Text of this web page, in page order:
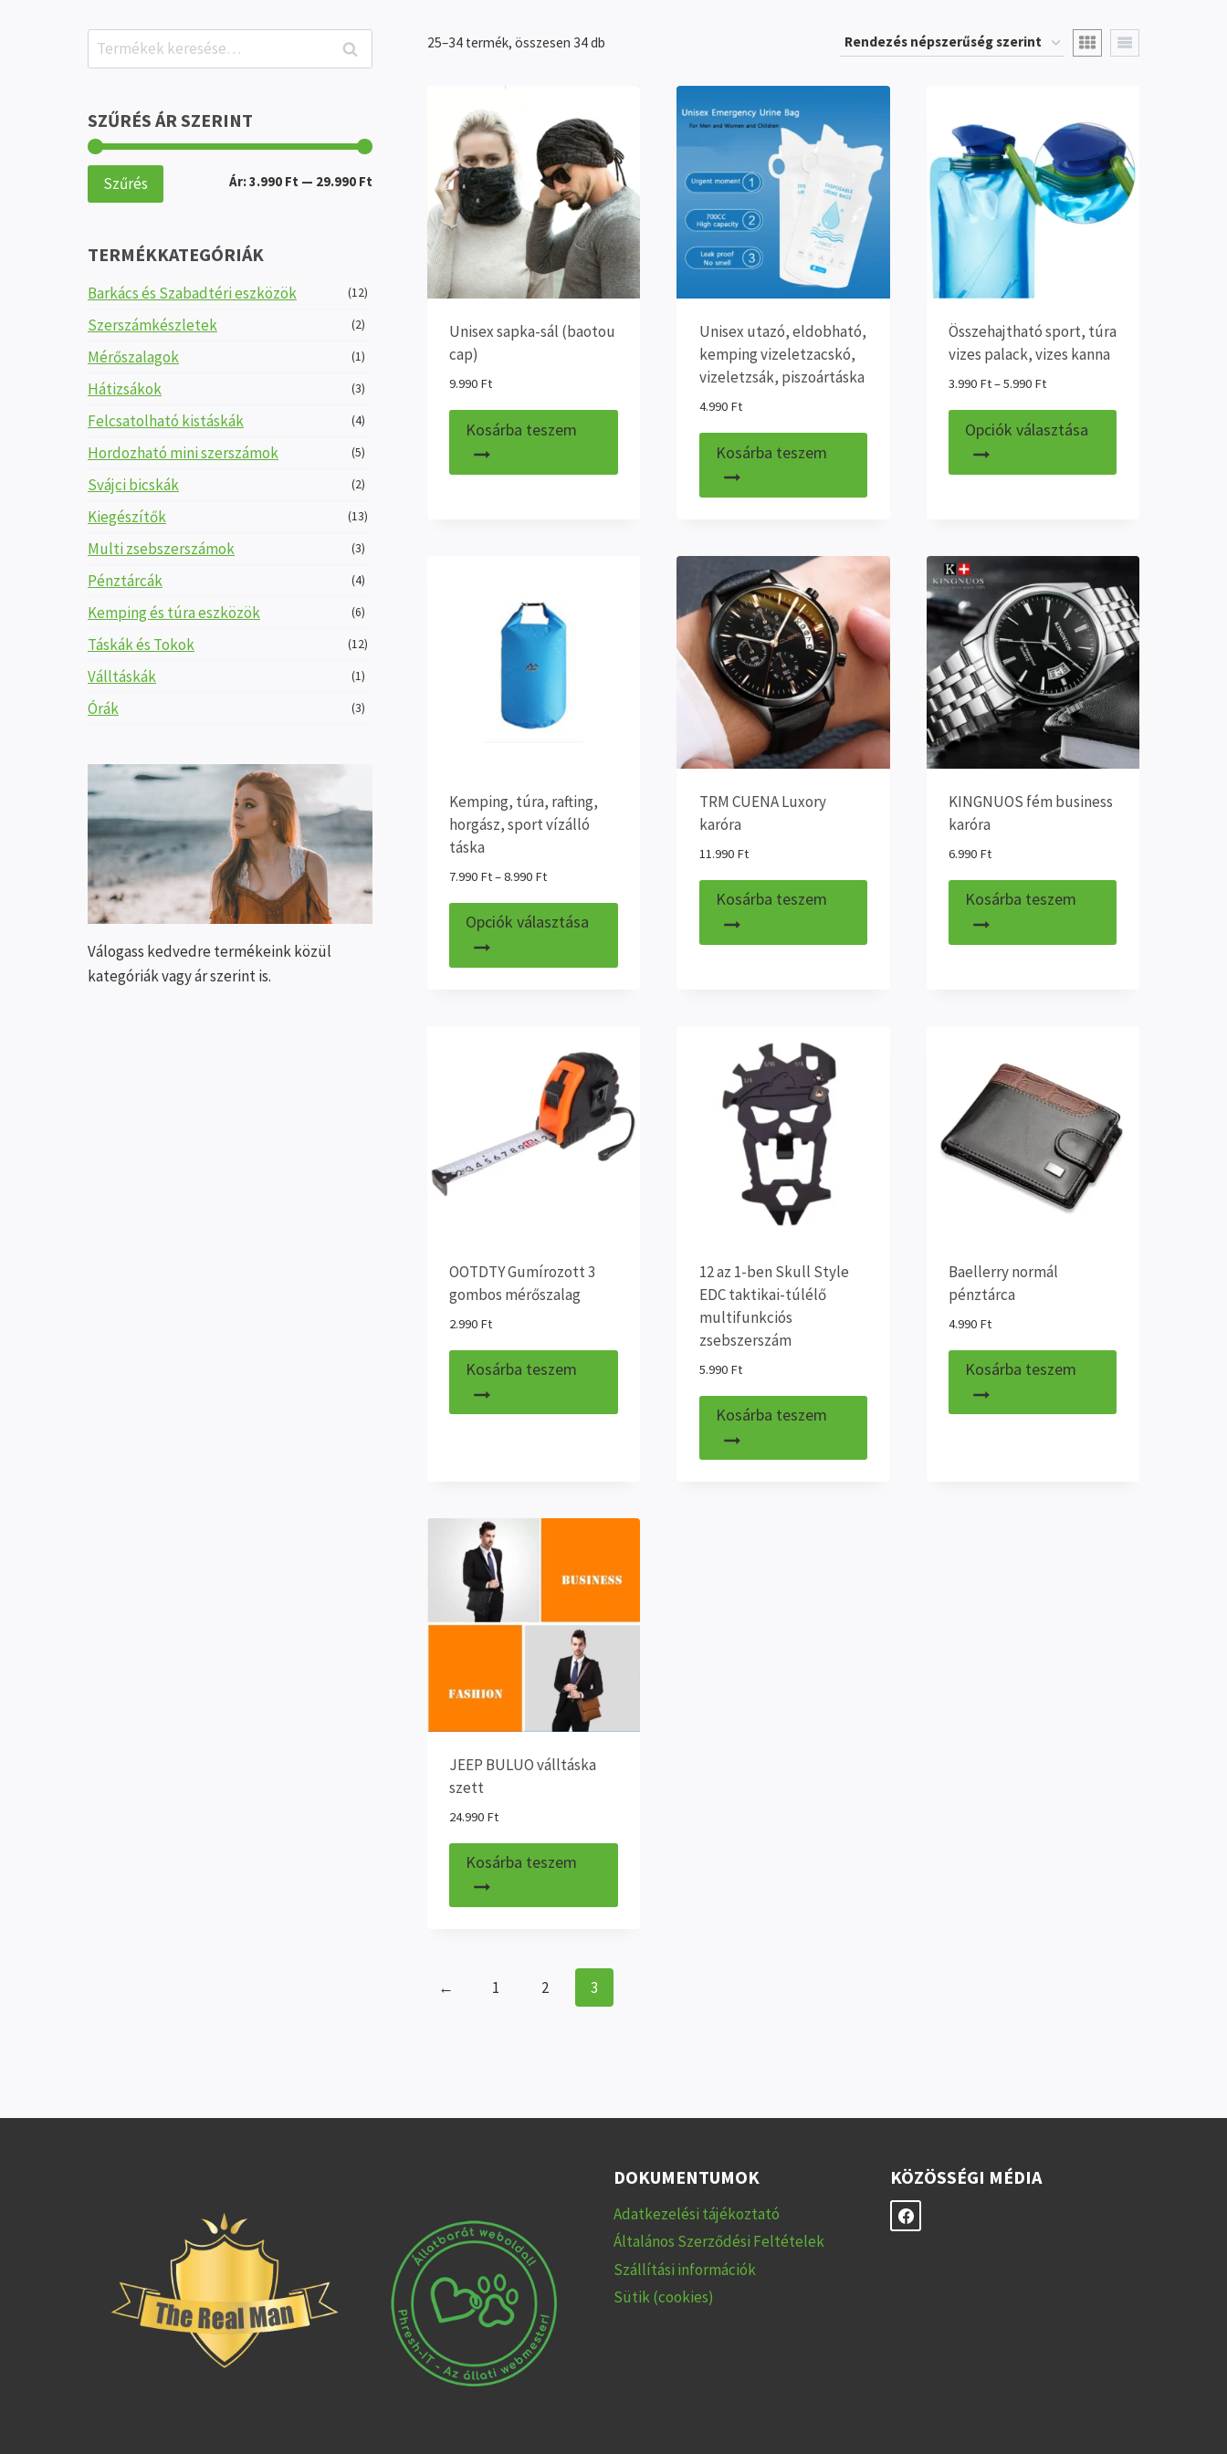
25–34 termék, összesen 34 dbSorted
Unisex sapka-sál (baotou
cap)
9.990 Ft
Kosárba teszem
Unisex utazó, eldobható,
kemping vizeletzacskó,
vizeletzsák, piszoártáska
4.990 Ft
Kosárba teszem
Összehajtható sport, túra
vizes palack, vizes kanna
3.990 Ft–5.990 FtÁrtartomány:
-
Opciók választása
terméknek
változatok
a
termékoldalon
választhatók
ki
Kemping, túra, rafting,
horgász, sport vízálló
táska
7.990 Ft–8.990 FtÁrtartomány:
-
Opciók választása
terméknek
változatok
a
termékoldalon
TRM CUENA Luxory
karóra
11.990 Ft
Kosárba teszem
KINGNUOS fém business
karóra
6.990 Ft
Kosárba teszem
OOTDTY Gumírozott 3
gombos mérőszalag
2.990 Ft
Kosárba teszem
12 az 1-ben Skull Style
EDC taktikai-túlélő
multifunkciós
zsebszerszám
5.990 Ft
Kosárba teszem
Baellerry normál
pénztárca
4.990 Ft
Kosárba teszem
JEEP BULUO válltáska
szett
24.990 Ft
Kosárba teszem
← 1 2 3
Keresés
a
Keresés
SZŰRÉS ÁR SZERINT
Szűrés Ár:3.990 Ft — 29.990 Ft
TERMÉKKATEGÓRIÁK
Barkács és Szabadtéri eszközök (12)
Szerszámkészletek (2)
Mérőszalagok (1)
Hátizsákok (3)
Felcsatolható kistáskák (4)
Hordozható mini szerszámok (5)
Svájci bicskák (2)
Kiegészítők (13)
Multi zsebszerszámok (3)
Pénztárcák (4)
Kemping és túra eszközök (6)
Táskák és Tokok (12)
Válltáskák (1)
Órák (3)
Válogass kedvedre termékeink közül
kategóriák vagy ár szerint is.
DOKUMENTUMOK
Adatkezelési tájékoztató
Általános Szerződési Feltételek
Szállítási információk
Sütik (cookies)
KÖZÖSSÉGI MÉDIA